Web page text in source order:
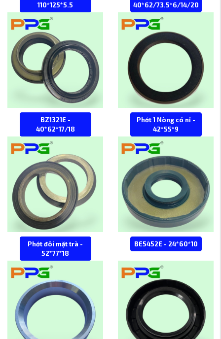
110*125*5.5
40*62/73.5*6/14/20
BZ1321E -
40*62*17/18
Phớt 1 Nòng có nỉ -
42*55*9
Phớt đôi mặt trà -
52*77*18
BE5452E - 24*60*10